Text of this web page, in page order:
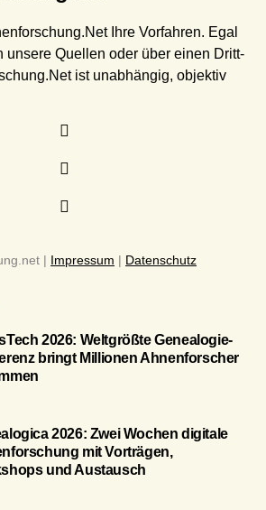
Ihre Vorfahren. Egal
unsere Quellen oder über einen Dritt-
ist unabhängig, objektiv
| Impressum | Datenschutz
2026: Weltgrößte Genealogie-
bringt Millionen Ahnenforscher
2026: Zwei Wochen digitale
mit Vorträgen,
und Austausch